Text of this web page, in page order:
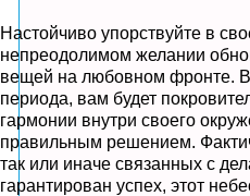
Настойчиво упорствуйте в
непреодолимом желании
вещей на любовном фронте.
периода, вам будет
гармонии внутри своего
правильным решением.
так или иначе связанных с
гарантирован успех, этот